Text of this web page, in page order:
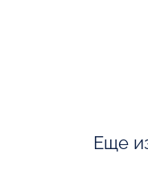
Еще